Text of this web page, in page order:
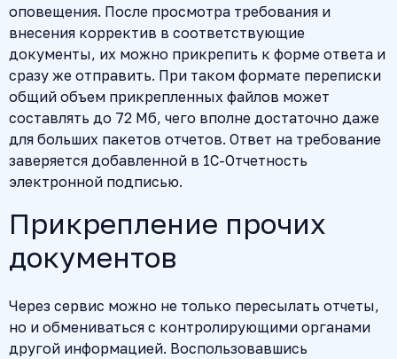
оповещения. После просмотра требования и
внесения корректив в соответствующие
документы, их можно прикрепить к форме ответа и
сразу же отправить. При таком формате переписки
общий объем прикрепленных файлов может
составлять до 72 Мб, чего вполне достаточно даже
для больших пакетов отчетов. Ответ на требование
заверяется добавленной в 1С-Отчетность
электронной подписью.
Прикрепление прочих
документов
Через сервис можно не только пересылать отчеты,
но и обмениваться с контролирующими органами
другой информацией. Воспользовавшись